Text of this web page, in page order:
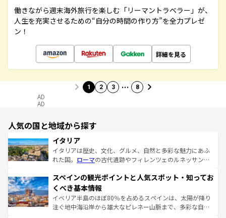
働きながら週末海外旅行を楽しむ「リーマントラベラー」が、
人生を充実させるための“自分の時間の作り方”を全力プレゼ
ン！
詳細を見る
1 2 3 … 8
AD
AD
人気の国と地域から探す
イタリア
イタリアは歴史、文化、グルメ、自然と多彩な魅力にあふ
れた国。 ローマの古代遺跡やフィレンツェのルネッサンス
ろん、トスカーナの美しい田園風景やアマルフィ海岸の絶
景など、自然景観も見逃せない。観光の合間には、本場の
ピザやパスタなど、絶品のイタリア料理を堪能することも
できる。朝目覚めてから夜眠るまで、すべての瞬間を楽し
スペインの観光ポイントと人気スポット・知ってお
くべき基本情報
イベリア半島のほぼ80％を占めるスペインは、太陽が降り
注ぐ地中海沿岸から雄大なピレネー山脈まで、多彩な自然